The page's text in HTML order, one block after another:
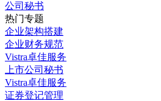
公司秘书
热门专题
企业架构搭建
企业财务规范
Vistra卓佳服务
上市公司秘书
Vistra卓佳服务
证券登记管理